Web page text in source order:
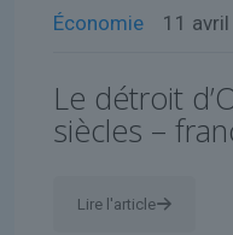
Économie 11
Le détroit
siècles –
Lire l'article